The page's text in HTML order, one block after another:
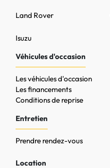
Land Rover
Isuzu
Véhicules d'occasion
Les véhicules d'occasion
Les financements
Conditions de reprise
Entretien
Prendre rendez-vous
Location